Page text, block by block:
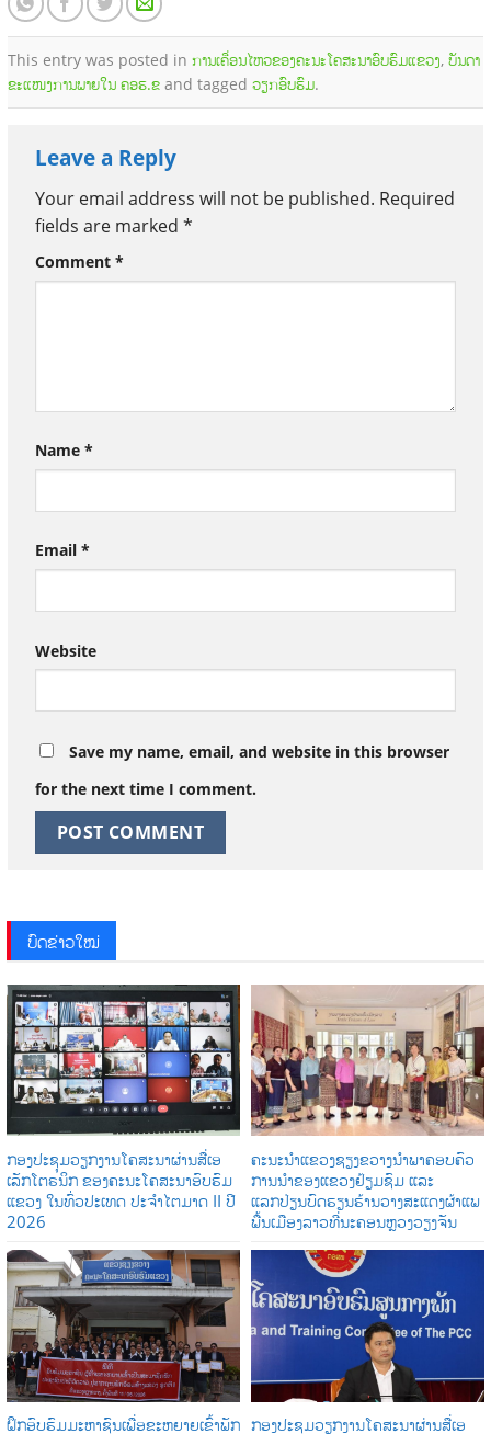
This entry was posted in ການເຄື່ອນໄຫວຂອງຄະນະໂຄສະນາອົບຮົມແຂວງ, ບັນດາ
ຂະແໜງການພາຍໃນ ຄອຮ.ຂ and tagged ວຽກອົບຮົມ.
Leave a Reply
Your email address will not be published. Required
fields are marked *
Comment *
Name *
Email *
Website
Save my name, email, and website in this browser
for the next time I comment.
ບົດຂ່າວໃໝ່
ກອງປະຊຸມວຽກງານໂຄສະນາຜ່ານສື່ເອ
ເລັກໂຕຣນິກ ຂອງຄະນະໂຄສະນາອົບຮົມ
ແຂວງ ໃນທົ່ວປະເທດ ປະຈໍາໄຕມາດ II ປີ
2026
ຄະນະນຳແຂວງຊຽງຂວາງນຳພາຄອບຄົວ
ການນໍາຂອງແຂວງຢ້ຽມຊົມ ແລະ
ແລກປ່ຽນບົດຮຽນຮ້ານວາງສະແດງຜ້າແພ
ພື້ນເມືອງລາວທີ່ນະຄອນຫຼວງວຽງຈັນ
ຝຶກອົບຮົມມະຫາຊົນເພື່ອຂະຫຍາຍເຂົ້າພັກ ກອງປະຊຸມວຽກງານໂຄສະນາຜ່ານສື່ເອ